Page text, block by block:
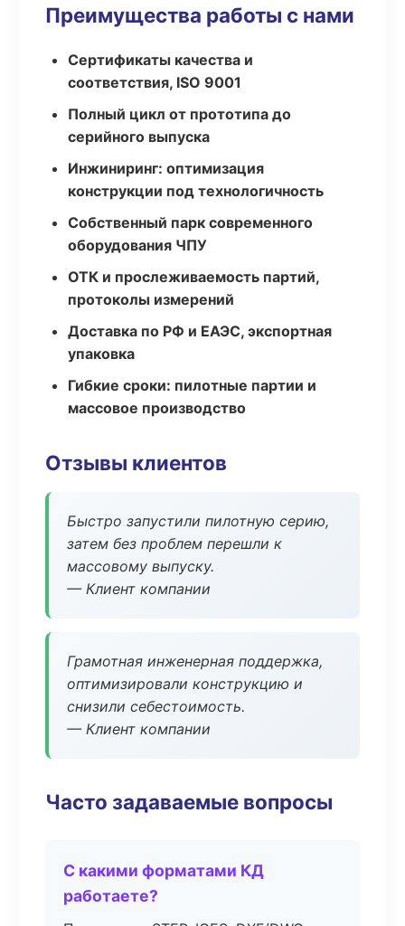
Преимущества работы с нами
Сертификаты качества и
соответствия, ISO 9001
Полный цикл от прототипа до
серийного выпуска
Инжиниринг: оптимизация
конструкции под технологичность
Собственный парк современного
оборудования ЧПУ
ОТК и прослеживаемость партий,
протоколы измерений
Доставка по РФ и ЕАЭС, экспортная
упаковка
Гибкие сроки: пилотные партии и
массовое производство
Отзывы клиентов
Быстро запустили пилотную серию,
затем без проблем перешли к
массовому выпуску.
— Клиент компании
Грамотная инженерная поддержка,
оптимизировали конструкцию и
снизили себестоимость.
— Клиент компании
Часто задаваемые вопросы
С какими форматами КД
работаете?